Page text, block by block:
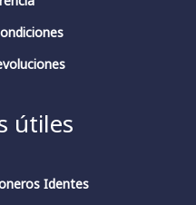
útiles
Identes